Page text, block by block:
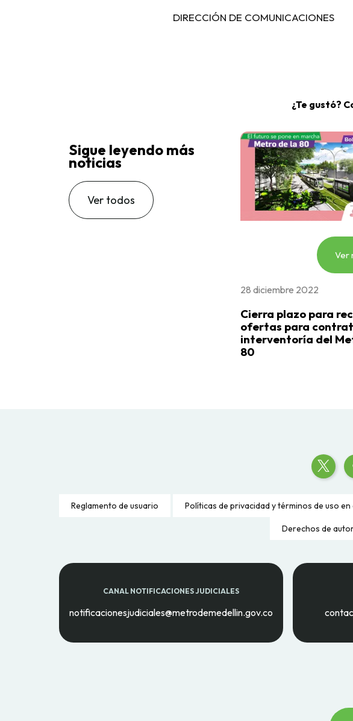
DIRECCIÓN DE COMUNICACIONES
¿Te gustó?
Sigue leyendo más
noticias
Ver todos
Ver
28 diciembre 2022
Cierra plazo para
ofertas para
interventoría del
80
Reglamento de usuario Políticas de privacidad y términos de uso en
Derechos de
CANAL NOTIFICACIONES JUDICIALES
notificacionesjudiciales@metrodemedellin.gov.co